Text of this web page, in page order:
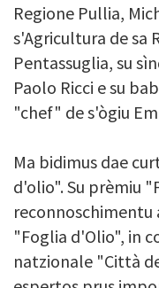
Regione Pullia,
s'Agricultura de sa
Pentassuglia, su
Paolo Ricci e su
"chef" de s'ògiu
Ma bidimus dae
d'olio". Su prèmiu "
reconnoschimentu
"Foglia d'Olio", in
natzionale "Città